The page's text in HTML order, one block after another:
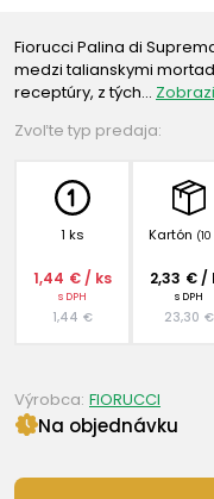
Fiorucci Palina di
medzi talianskymi
receptúry, z tých…
Zvoľte typ predaja:
1 ks
1,44 € / ks
s DPH
1,44 €
Kartón
2,33 € /
s DPH
23,30 €
Na objednávku
Výrobca: FIORUCCI